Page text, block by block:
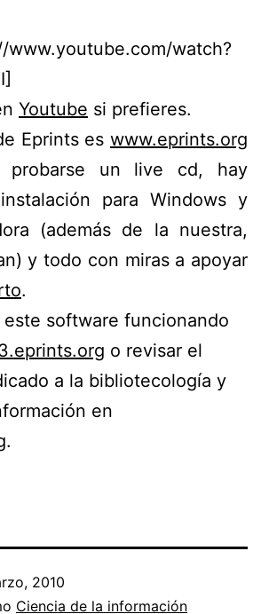
watch?
Youtube si prefieres.
Eprints es www.eprints.org
probarse un live cd, hay
para Windows y
(además de la nuestra,
y todo con miras a apoyar
.
este software funcionando
o revisar el
a la bibliotecología y
en
.
2010
Ciencia de la información